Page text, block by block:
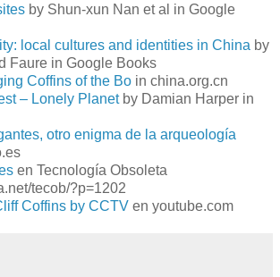
by Shun-xun Nan et al in Google
local cultures and identities in China by
Faure in Google Books
Coffins of the Bo in china.org.cn
– Lonely Planetby Damian Harper in
otro enigma de la arqueología
en Tecnología Obsoleta
tecob/?p=1202
Coffins by CCTV en youtube.com